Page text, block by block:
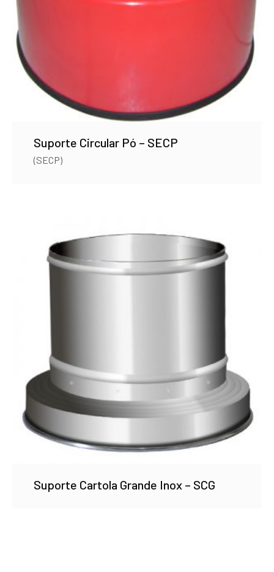
Suporte Circular Pó – SECP
(SECP)
Suporte Cartola Grande Inox – SCG